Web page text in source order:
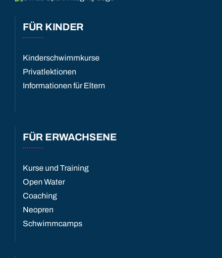
FÜR KINDER
Kinderschwimmkurse
Privatlektionen
Informationen für Eltern
FÜR ERWACHSENE
Kurse und Training
Open Water
Coaching
Neopren
Schwimmcamps